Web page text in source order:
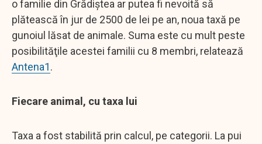
o familie din Grădiștea ar putea fi nevoită să
plătească în jur de 2500 de lei pe an, noua taxă pe
gunoiul lăsat de animale. Suma este cu mult peste
posibilităţile acestei familii cu 8 membri, relatează
Antena1.
Fiecare animal, cu taxa lui
Taxa a fost stabilită prin calcul, pe categorii. La pui